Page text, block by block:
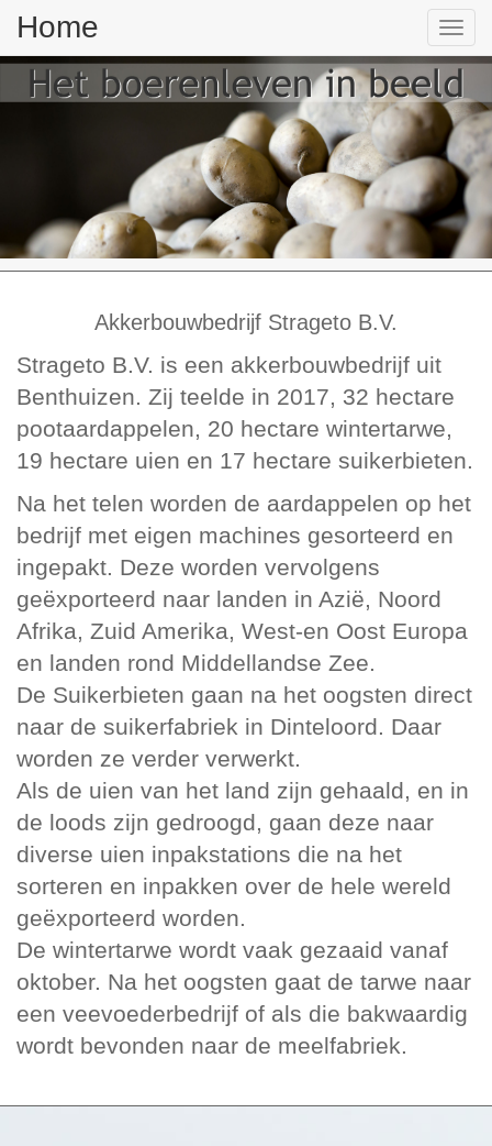
Home
Akkerbouwbedrijf Strageto B.V.
Strageto B.V. is een akkerbouwbedrijf uit
Benthuizen. Zij teelde in 2017, 32 hectare
pootaardappelen, 20 hectare wintertarwe,
19 hectare uien en 17 hectare suikerbieten.
Na het telen worden de aardappelen op het
bedrijf met eigen machines gesorteerd en
ingepakt. Deze worden vervolgens
geëxporteerd naar landen in Azië, Noord
Afrika, Zuid Amerika, West-en Oost Europa
en landen rond Middellandse Zee.
De Suikerbieten gaan na het oogsten direct
naar de suikerfabriek in Dinteloord. Daar
worden ze verder verwerkt.
Als de uien van het land zijn gehaald, en in
de loods zijn gedroogd, gaan deze naar
diverse uien inpakstations die na het
sorteren en inpakken over de hele wereld
geëxporteerd worden.
De wintertarwe wordt vaak gezaaid vanaf
oktober. Na het oogsten gaat de tarwe naar
een veevoederbedrijf of als die bakwaardig
wordt bevonden naar de meelfabriek.